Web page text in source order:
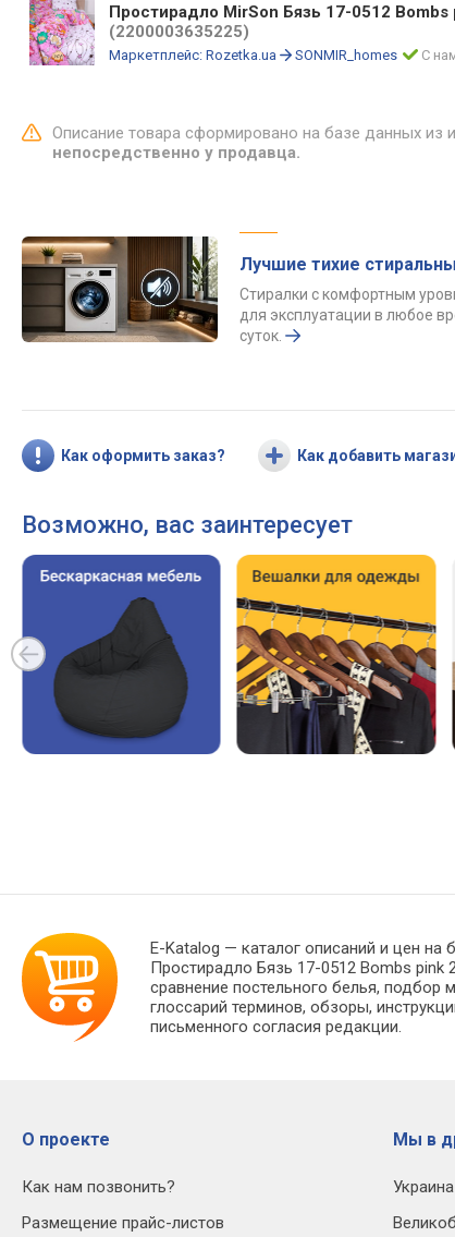
Простирадло MirSon Бязь 17-0512 Bombs
(2200003635225)
Маркетплейс: Rozetka.ua SONMIR_homes С
Описание товара сформировано на базе данных из
непосредственно у продавца.
Лучшие тихие
Стиралки с комфортным
для эксплуатации в любое
суток.
Как оформить заказ? Как добавить
Возможно, вас заинтересует
E-Katalog — каталог описаний и цен на
Простирадло Бязь 17-0512 Bombs
сравнение постельного белья,
глоссарий терминов, обзоры,
письменного согласия редакции.
О проекте
Как нам позвонить?
Размещение прайс-листов
Мы в
Украина